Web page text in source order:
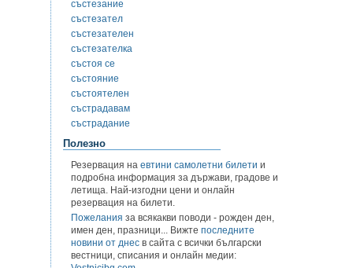
състезание
състезател
състезателен
състезателка
състоя се
състояние
състоятелен
състрадавам
състрадание
Полезно
Резервация на евтини самолетни билети и
подробна информация за държави, градове и
летища. Най-изгодни цени и онлайн
резервация на билети.
Пожелания за всякакви поводи - рожден ден,
имен ден, празници... Вижте последните
новини от днес в сайта с всички български
вестници, списания и онлайн медии: